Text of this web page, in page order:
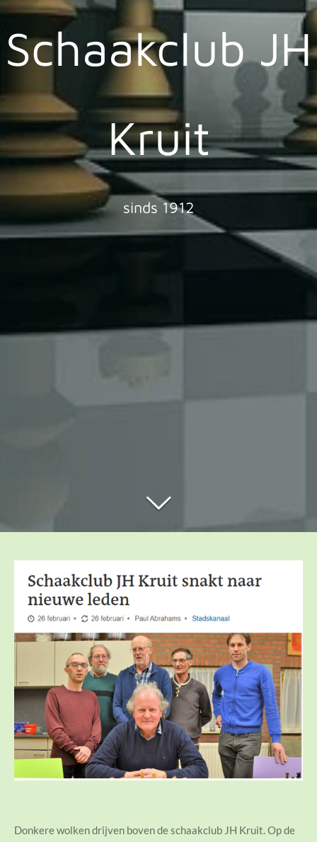
Schaakclub JH
Kruit
sinds 1912
Donkere wolken drijven boven de schaakclub JH Kruit. Op de